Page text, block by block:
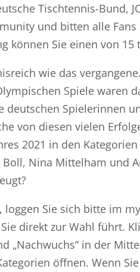
Tischtennis-Bund,
und bitten alle
können Sie einen von 15
wie das
Spiele waren
Spielerinnen
von diesen vielen
2021 in den
Nina Mittelham und
loggen Sie sich bitte im
direkt zur Wahl führt.
„Nachwuchs“ in der
öffnen. Wenn